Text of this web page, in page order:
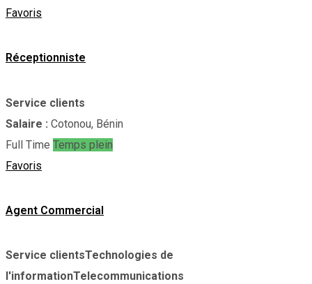
Favoris
Réceptionniste
Service clients
Salaire : Cotonou, Bénin
Full Time Temps plein
Favoris
Agent Commercial
Service clientsTechnologies de
l'informationTelecommunications